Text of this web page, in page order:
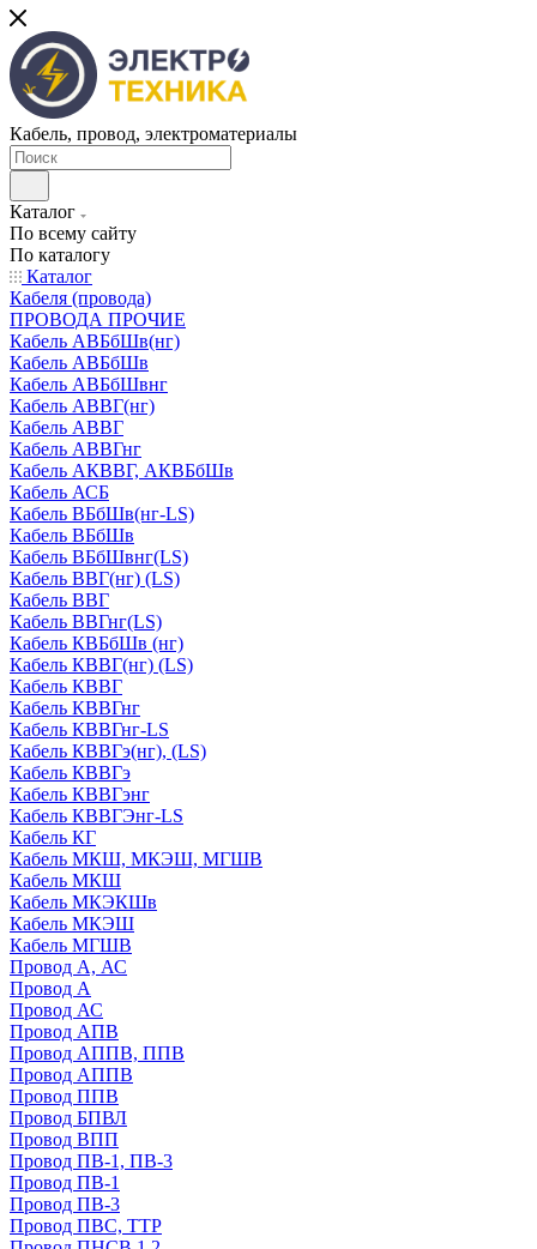
Кабель, провод, электроматериалы
Каталог
По всему сайту
По каталогу
Каталог
Кабеля (провода)
ПРОВОДА ПРОЧИЕ
Кабель АВБбШв(нг)
Кабель АВБбШв
Кабель АВБбШвнг
Кабель АВВГ(нг)
Кабель АВВГ
Кабель АВВГнг
Кабель АКВВГ, АКВБбШв
Кабель АСБ
Кабель ВБбШв(нг-LS)
Кабель ВБбШв
Кабель ВБбШвнг(LS)
Кабель ВВГ(нг) (LS)
Кабель ВВГ
Кабель ВВГнг(LS)
Кабель КВБбШв (нг)
Кабель КВВГ(нг) (LS)
Кабель КВВГ
Кабель КВВГнг
Кабель КВВГнг-LS
Кабель КВВГэ(нг), (LS)
Кабель КВВГэ
Кабель КВВГэнг
Кабель КВВГЭнг-LS
Кабель КГ
Кабель МКШ, МКЭШ, МГШВ
Кабель МКШ
Кабель МКЭКШв
Кабель МКЭШ
Кабель МГШВ
Провод А, АС
Провод А
Провод АС
Провод АПВ
Провод АППВ, ППВ
Провод АППВ
Провод ППВ
Провод БПВЛ
Провод ВПП
Провод ПВ-1, ПВ-3
Провод ПВ-1
Провод ПВ-3
Провод ПВС, ТТР